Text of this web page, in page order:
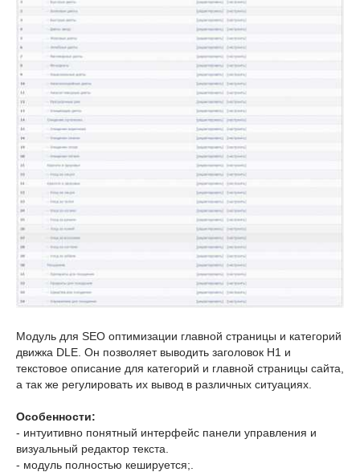
Модуль для SEO оптимизации главной страницы и категорий
движка DLE. Он позволяет выводить заголовок H1 и
текстовое описание для категорий и главной страницы сайта,
а так же регулировать их вывод в различных ситуациях.
Особенности:
- интуитивно понятный интерфейс панели управления и
визуальный редактор текста.
- модуль полностью кешируется;.